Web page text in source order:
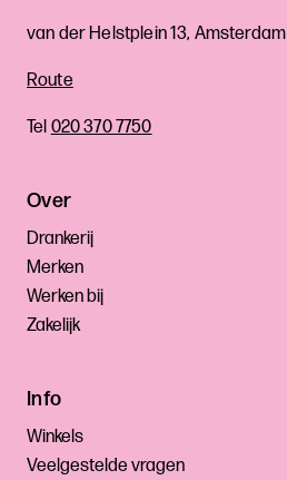
van der Helstplein 13, Amsterdam
Route
Tel 020 370 7750
Over
Drankerij
Merken
Werken bij
Zakelijk
Info
Winkels
Veelgestelde vragen